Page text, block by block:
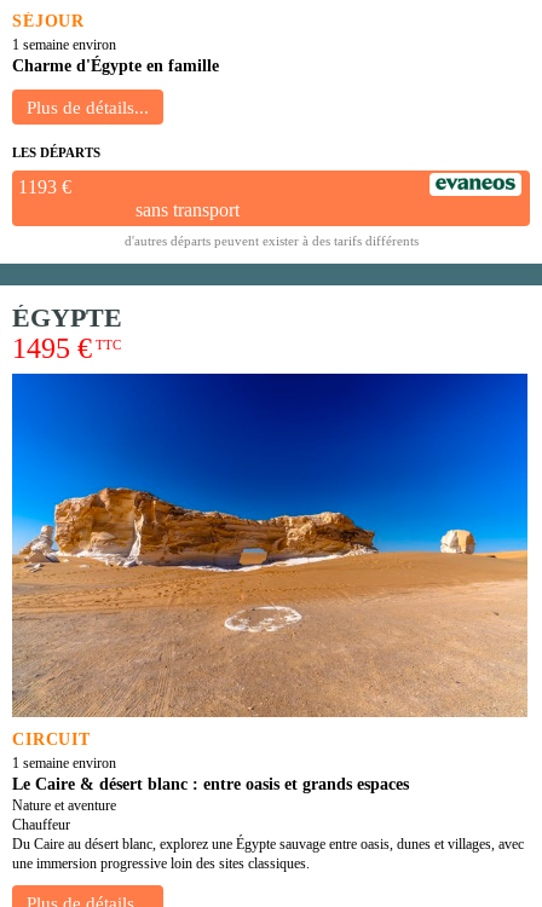
SÉJOUR
1 semaine environ
Charme d'Égypte en famille
LES DÉPARTS
1193 €
sans transport
d'autres départs peuvent exister à des tarifs différents
ÉGYPTE
1495 € TTC
CIRCUIT
1 semaine environ
Le Caire & désert blanc : entre oasis et grands espaces
Nature et aventure
Chauffeur
Du Caire au désert blanc, explorez une Égypte sauvage entre oasis, dunes et villages, avec
une immersion progressive loin des sites classiques.